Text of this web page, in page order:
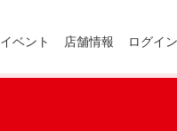
イベント 店舗情報 ログイン